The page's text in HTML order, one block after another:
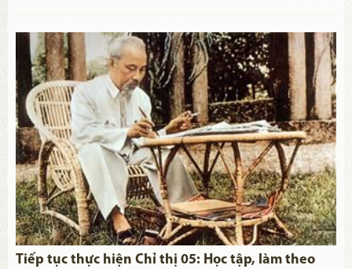
Chí Minh. Nhân dịp kỷ niệm 110 năm Ngày Bác Hồ ra đi tìm
đường cứu nước (5/6/1911 – 5/6/2021), TS Chu Đức Tính đã có
cuộc trả lời phỏng vấn của phóng viên Báo Quân đội nhân dân
Điện tử về vấn đề này.
Tiếp tục thực hiện Chỉ thị 05: Học tập, làm theo